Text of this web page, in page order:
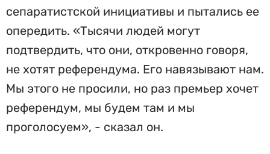
сепаратистской инициативы и пытались ее
опередить. «Тысячи людей могут
подтвердить, что они, откровенно говоря,
не хотят референдума. Его навязывают нам.
Мы этого не просили, но раз премьер хочет
референдум, мы будем там и мы
проголосуем», - сказал он.